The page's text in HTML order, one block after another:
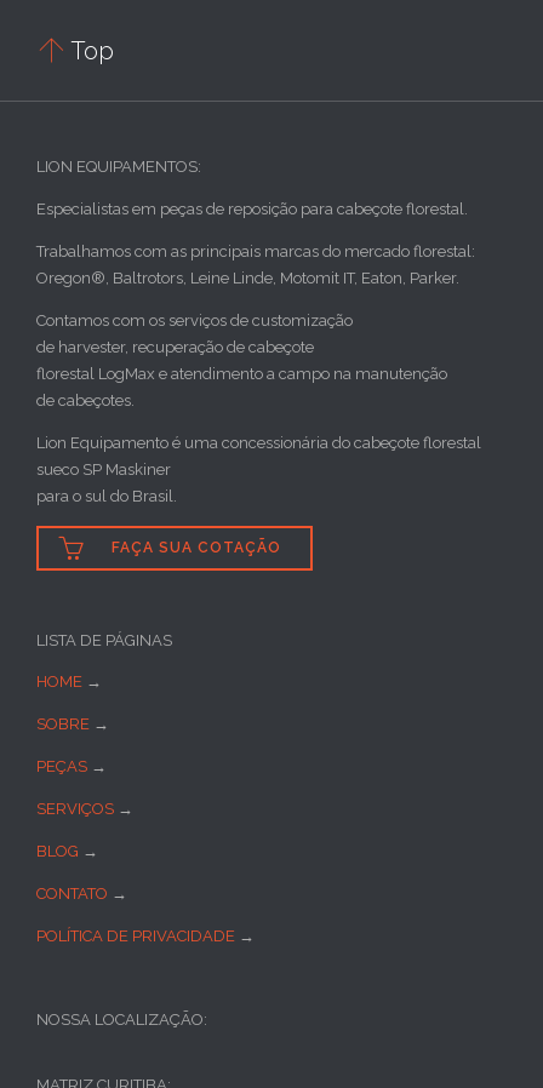
 Top
LION EQUIPAMENTOS:
Especialistas em peças de reposição para cabeçote florestal.
Trabalhamos com as principais marcas do mercado florestal:
Oregon®, Baltrotors, Leine Linde, Motomit IT, Eaton, Parker.
Contamos com os serviços de customização
de harvester, recuperação de cabeçote
florestal LogMax e atendimento a campo na manutenção
de cabeçotes.
Lion Equipamento é uma concessionária do cabeçote florestal
sueco SP Maskiner
para o sul do Brasil.
 FAÇA SUA COTAÇÃO
LISTA DE PÁGINAS
HOME →
SOBRE →
PEÇAS →
SERVIÇOS →
BLOG →
CONTATO →
POLÍTICA DE PRIVACIDADE →
NOSSA LOCALIZAÇÃO: